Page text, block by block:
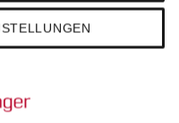
Lederjacken Herren